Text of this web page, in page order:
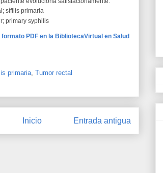
sífilis primaria
primary syphilis
PDF en la BibliotecaVirtual en Salud
primaria Tumor rectal
Entrada antigua
Inicio